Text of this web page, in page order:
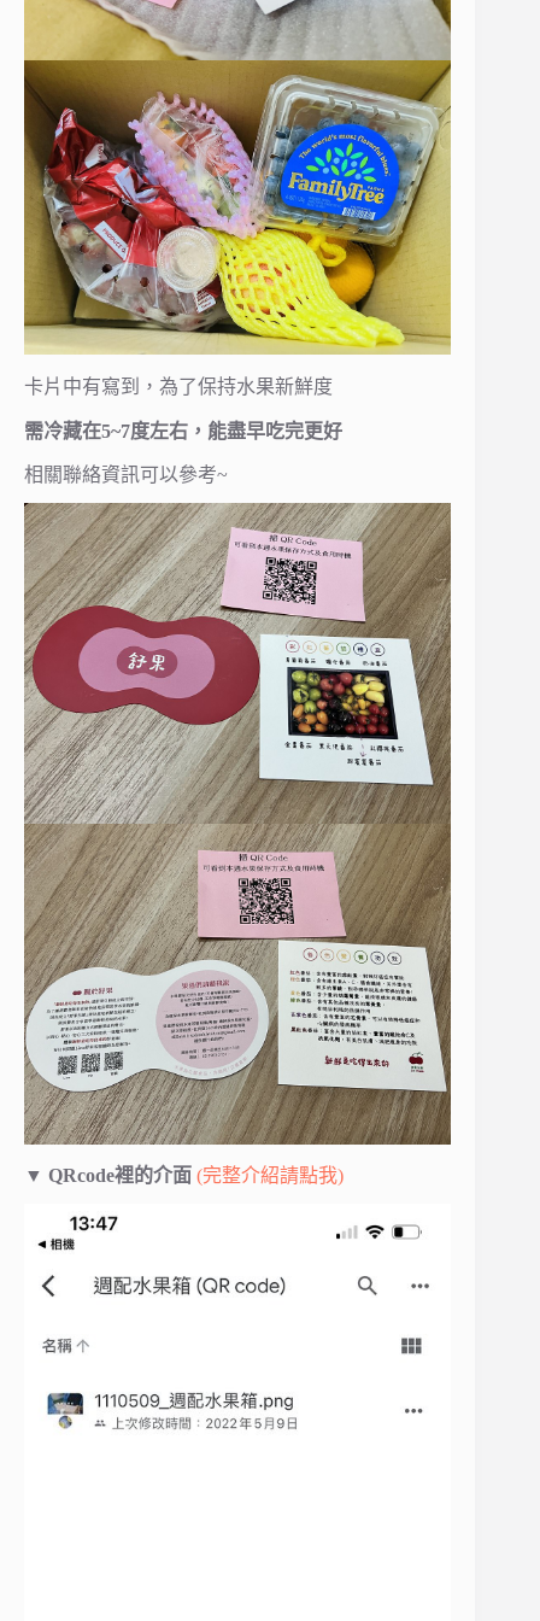
卡片中有寫到，為了保持水果新鮮度
需冷藏在5~7度左右，能盡早吃完更好
相關聯絡資訊可以參考~
▼ QRcode裡的介面 (完整介紹請點我)